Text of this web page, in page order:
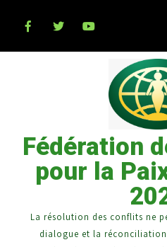
Fédération
pour la
La résolution des conflits ne
dialogue et la